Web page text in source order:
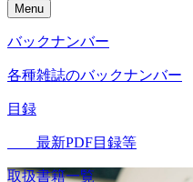
Menu
バックナンバー
各種雑誌のバックナンバー
目録
最新PDF目録等
取扱書籍一覧